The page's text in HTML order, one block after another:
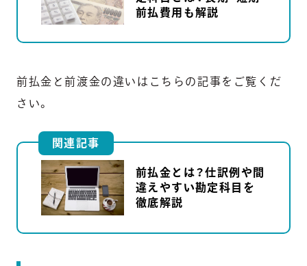
前払費用も解説
前払金と前渡金の違いはこちらの記事をご覧くだ
さい。
関連記事
前払金とは？仕訳例や間
違えやすい勘定科目を
徹底解説